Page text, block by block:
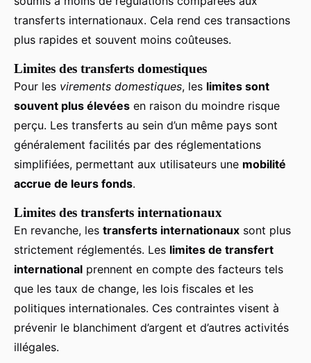
transferts internationaux. Cela rend ces transactions
plus rapides et souvent moins coûteuses.
Limites des transferts domestiques
Pour les virements domestiques, les limites sont
souvent plus élevées en raison du moindre risque
perçu. Les transferts au sein d’un même pays sont
généralement facilités par des réglementations
simplifiées, permettant aux utilisateurs une mobilité
accrue de leurs fonds.
Limites des transferts internationaux
En revanche, les transferts internationaux sont plus
strictement réglementés. Les limites de transfert
international prennent en compte des facteurs tels
que les taux de change, les lois fiscales et les
politiques internationales. Ces contraintes visent à
prévenir le blanchiment d’argent et d’autres activités
illégales.